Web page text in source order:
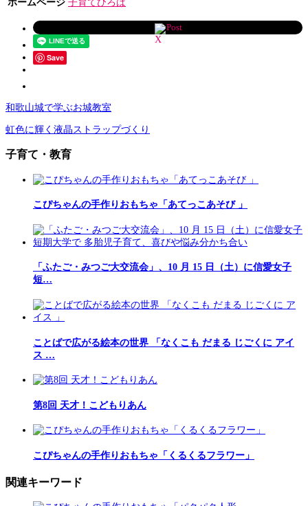
ホームページ 子育てひろば
Post
Save
和歌山城で学ぶお城教室
虹色に輝く液晶ストラップづくり
子育て・教育
こぴちゃんの手作りおもちゃ「あてっこあそび 」
「ふたご・みつご大交流会」、10 月 15 日（土）に信愛女子
短…
ことばで広がる絵本の世界 「なくこも だまる じごくに アイ
ス …
第8回 天才！こどもりあん
こぴちゃんの手作りおもちゃ「くるくるフラワー」
関連キーワード